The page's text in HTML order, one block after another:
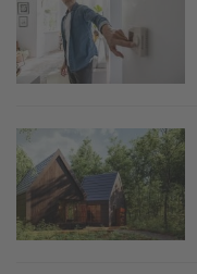
Image